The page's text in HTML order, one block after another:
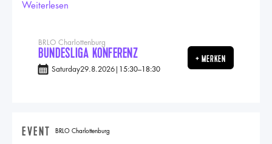
Weiterlesen
BRLO Charlottenburg
BUNDESLIGA KONFERENZ
Saturday29.8.2026 15:30–18:30
+ MERKEN
EVENT BRLO Charlottenburg